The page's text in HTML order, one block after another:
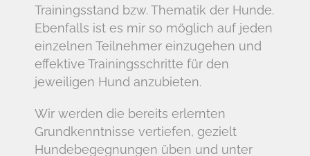
Trainingsstand bzw. Thematik der Hunde.
Ebenfalls ist es mir so möglich auf jeden
einzelnen Teilnehmer einzugehen und
effektive Trainingsschritte für den
jeweiligen Hund anzubieten.
Wir werden die bereits erlernten
Grundkenntnisse vertiefen, gezielt
Hundebegegnungen üben und unter